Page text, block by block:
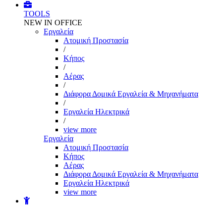
TOOLS
NEW IN OFFICE
Εργαλεία
Aτομική Προστασία
/
Kήπος
/
Αέρας
/
Διάφορα Δομικά Εργαλεία & Μηχανήματα
/
Εργαλεία Ηλεκτρικά
/
view more
Εργαλεία
Aτομική Προστασία
Kήπος
Αέρας
Διάφορα Δομικά Εργαλεία & Μηχανήματα
Εργαλεία Ηλεκτρικά
view more